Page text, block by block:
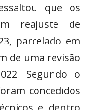
que os
reajuste de
parcelado em
de uma revisão
Segundo o
concedidos
e dentro